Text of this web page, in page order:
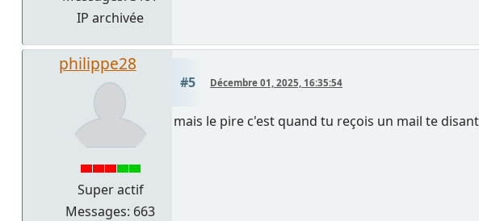
IP archivée
philippe28
Super actif
Messages: 663
#5 Décembre 01, 2025, 16:35:54
mais le pire c'est quand tu reçois un mail te